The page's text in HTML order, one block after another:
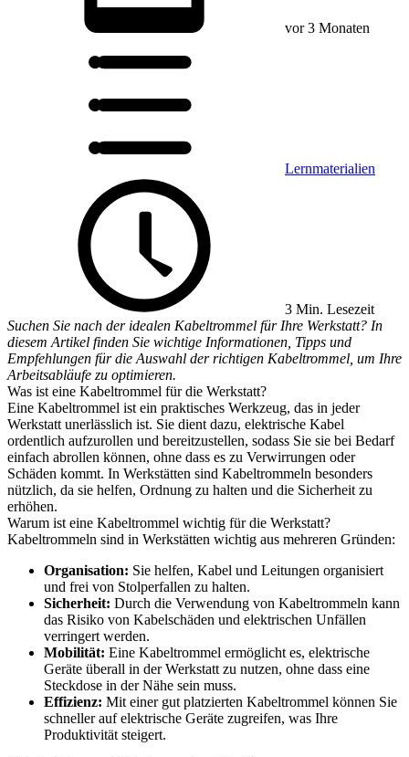
vor 3 Monaten
Lernmaterialien
3 Min. Lesezeit
Suchen Sie nach der idealen Kabeltrommel für Ihre Werkstatt? In
diesem Artikel finden Sie wichtige Informationen, Tipps und
Empfehlungen für die Auswahl der richtigen Kabeltrommel, um Ihre
Arbeitsabläufe zu optimieren.
Was ist eine Kabeltrommel für die Werkstatt?
Eine Kabeltrommel ist ein praktisches Werkzeug, das in jeder
Werkstatt unerlässlich ist. Sie dient dazu, elektrische Kabel
ordentlich aufzurollen und bereitzustellen, sodass Sie sie bei Bedarf
einfach abrollen können, ohne dass es zu Verwirrungen oder
Schäden kommt. In Werkstätten sind Kabeltrommeln besonders
nützlich, da sie helfen, Ordnung zu halten und die Sicherheit zu
erhöhen.
Warum ist eine Kabeltrommel wichtig für die Werkstatt?
Kabeltrommeln sind in Werkstätten wichtig aus mehreren Gründen:
Organisation: Sie helfen, Kabel und Leitungen organisiert
und frei von Stolperfallen zu halten.
Sicherheit: Durch die Verwendung von Kabeltrommeln kann
das Risiko von Kabelschäden und elektrischen Unfällen
verringert werden.
Mobilität: Eine Kabeltrommel ermöglicht es, elektrische
Geräte überall in der Werkstatt zu nutzen, ohne dass eine
Steckdose in der Nähe sein muss.
Effizienz: Mit einer gut platzierten Kabeltrommel können Sie
schneller auf elektrische Geräte zugreifen, was Ihre
Produktivität steigert.